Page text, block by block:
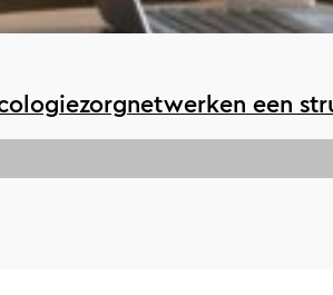
een